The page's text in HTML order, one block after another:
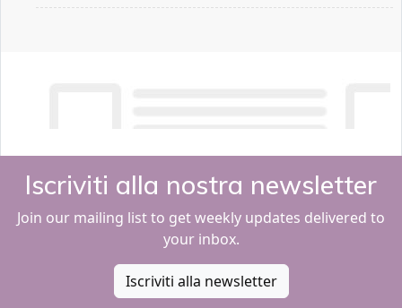
Iscriviti alla nostra newsletter
Join our mailing list to get weekly updates delivered to
your inbox.
Iscriviti alla newsletter